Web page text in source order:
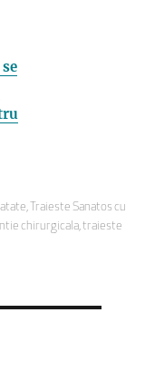
,
Traieste Sanatos cu
chirurgicala,traieste